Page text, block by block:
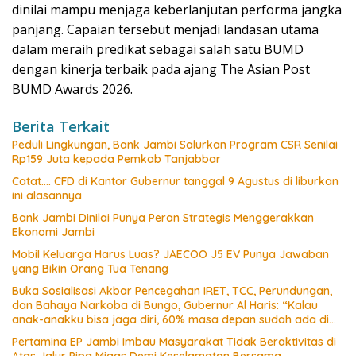
dinilai mampu menjaga keberlanjutan performa jangka
panjang. Capaian tersebut menjadi landasan utama
dalam meraih predikat sebagai salah satu BUMD
dengan kinerja terbaik pada ajang The Asian Post
BUMD Awards 2026.
Berita Terkait
Peduli Lingkungan, Bank Jambi Salurkan Program CSR Senilai
Rp159 Juta kepada Pemkab Tanjabbar
Catat…. CFD di Kantor Gubernur tanggal 9 Agustus di liburkan
ini alasannya
Bank Jambi Dinilai Punya Peran Strategis Menggerakkan
Ekonomi Jambi
Mobil Keluarga Harus Luas? JAECOO J5 EV Punya Jawaban
yang Bikin Orang Tua Tenang
Buka Sosialisasi Akbar Pencegahan IRET, TCC, Perundungan,
dan Bahaya Narkoba di Bungo, Gubernur Al Haris: “Kalau
anak-anakku bisa jaga diri, 60% masa depan sudah ada di
Pertamina EP Jambi Imbau Masyarakat Tidak Beraktivitas di